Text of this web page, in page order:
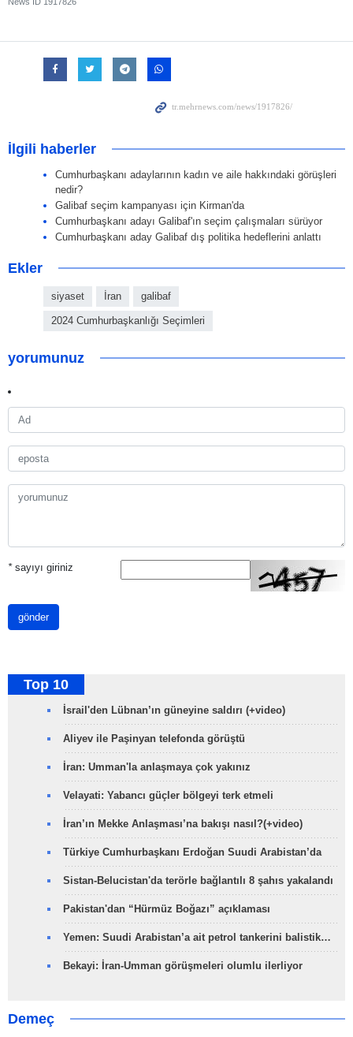
İlgili haberler
Cumhurbaşkanı adaylarının kadın ve aile hakkındaki görüşleri
nedir?
Galibaf seçim kampanyası için Kirman'da
Cumhurbaşkanı adayı Galibaf'ın seçim çalışmaları sürüyor
Cumhurbaşkanı aday Galibaf dış politika hedeflerini anlattı
Ekler
siyaset İran galibaf
2024 Cumhurbaşkanlığı Seçimleri
yorumunuz
*sayıyı giriniz
gönder
Top 10
İsrail'den Lübnan’ın güneyine saldırı (+video)
Aliyev ile Paşinyan telefonda görüştü
İran: Umman'la anlaşmaya çok yakınız
Velayati: Yabancı güçler bölgeyi terk etmeli
İran’ın Mekke Anlaşması’na bakışı nasıl?(+video)
Türkiye Cumhurbaşkanı Erdoğan Suudi Arabistan’da
Sistan-Belucistan'da terörle bağlantılı 8 şahıs yakalandı
Pakistan'dan “Hürmüz Boğazı” açıklaması
Yemen: Suudi Arabistan’a ait petrol tankerini balistik…
Bekayi: İran-Umman görüşmeleri olumlu ilerliyor
Demeç